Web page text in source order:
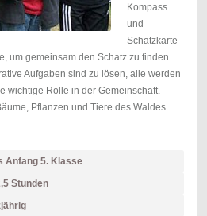
Kompass
und
Schatzkarte
um gemeinsam den Schatz zu finden.
Aufgaben sind zu lösen, alle werden
wichtige Rolle in der Gemeinschaft.
Pflanzen und Tiere des Waldes
Anfang 5. Klasse
Stunden